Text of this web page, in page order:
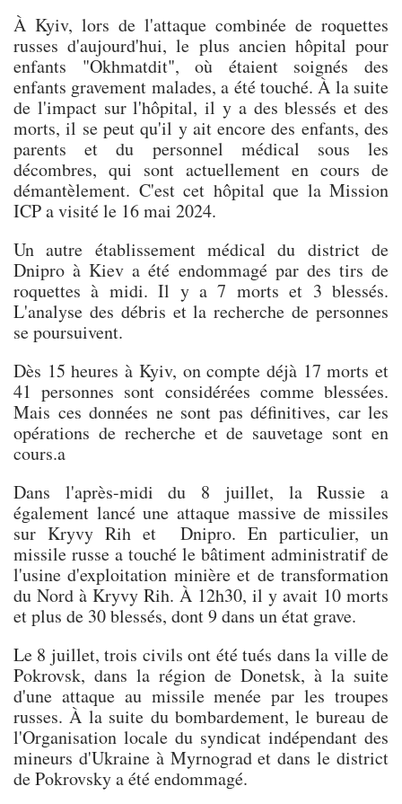
À Kyiv, lors de l'attaque combinée de roquettes
russes d'aujourd'hui, le plus ancien hôpital pour
enfants "Okhmatdit", où étaient soignés des
enfants gravement malades, a été touché. À la suite
de l'impact sur l'hôpital, il y a des blessés et des
morts, il se peut qu'il y ait encore des enfants, des
parents et du personnel médical sous les
décombres, qui sont actuellement en cours de
démantèlement. C'est cet hôpital que la Mission
ICP a visité le 16 mai 2024.
Un autre établissement médical du district de
Dnipro à Kiev a été endommagé par des tirs de
roquettes à midi. Il y a 7 morts et 3 blessés.
L'analyse des débris et la recherche de personnes
se poursuivent.
Dès 15 heures à Kyiv, on compte déjà 17 morts et
41 personnes sont considérées comme blessées.
Mais ces données ne sont pas définitives, car les
opérations de recherche et de sauvetage sont en
cours.a
Dans l'après-midi du 8 juillet, la Russie a
également lancé une attaque massive de missiles
sur Kryvy Rih et Dnipro. En particulier, un
missile russe a touché le bâtiment administratif de
l'usine d'exploitation minière et de transformation
du Nord à Kryvy Rih. À 12h30, il y avait 10 morts
et plus de 30 blessés, dont 9 dans un état grave.
Le 8 juillet, trois civils ont été tués dans la ville de
Pokrovsk, dans la région de Donetsk, à la suite
d'une attaque au missile menée par les troupes
russes. À la suite du bombardement, le bureau de
l'Organisation locale du syndicat indépendant des
mineurs d'Ukraine à Myrnograd et dans le district
de Pokrovsky a été endommagé.